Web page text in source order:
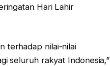
Hari Lahir
terhadap nilai-nilai
seluruh rakyat Indonesia,”